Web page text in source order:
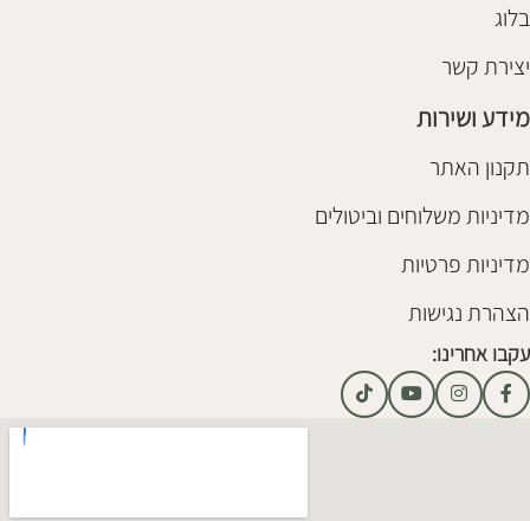
בלוג
יצירת קשר
מידע ושירות
תקנון האתר
מדיניות משלוחים וביטולים
מדיניות פרטיות
הצהרת נגישות
עקבו אחרינו: